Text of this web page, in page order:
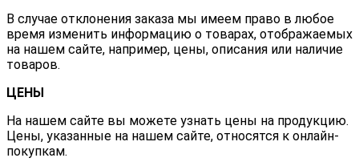
В случае отклонения заказа мы имеем право в любое
время изменить информацию о товарах, отображаемых
на нашем сайте, например, цены, описания или наличие
товаров.
ЦЕНЫ
На нашем сайте вы можете узнать цены на продукцию.
Цены, указанные на нашем сайте, относятся к онлайн-
покупкам.